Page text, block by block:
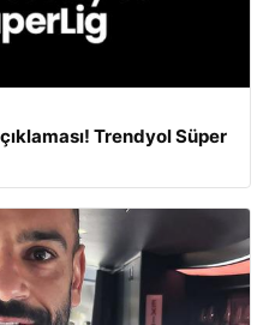
Trendyol Süper